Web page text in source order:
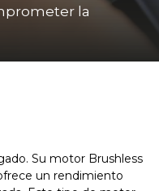
la
Su motor Brushless
un rendimiento